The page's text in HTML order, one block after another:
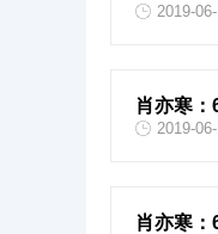
2019-
肖亦寒：
2019-
肖亦寒：